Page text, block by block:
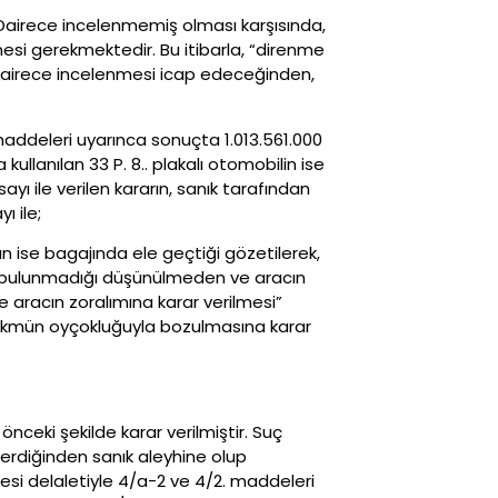
incelenmemiş olması karşısında,
gerekmektedir. Bu itibarla, “direnme
incelenmesi icap edeceğinden,
uyarınca sonuçta 1.013.561.000
33 P. 8.. plakalı otomobilin ise
ile verilen kararın, sanık tarafından
ile;
ise bagajında ele geçtiği gözetilerek,
düşünülmeden ve aracın
zoralımına karar verilmesi”
oyçokluğuyla bozulmasına karar
şekilde karar verilmiştir. Suç
sanık aleyhine olup
delaletiyle 4/a-2 ve 4/2. maddeleri